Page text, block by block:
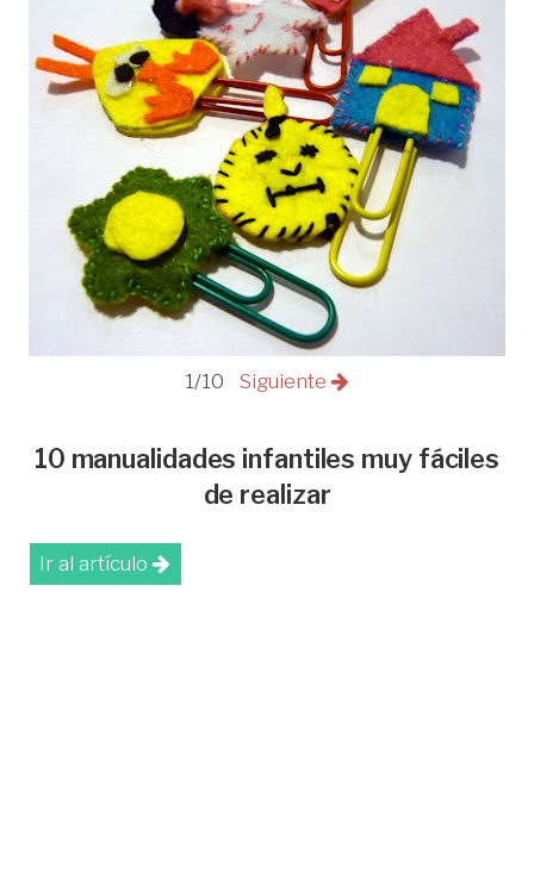
1/10 Siguiente
10 manualidades infantiles muy fáciles
de realizar
Ir al artículo